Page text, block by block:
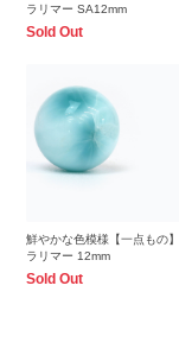
ラリマー SA12mm
Sold Out
鮮やかな色模様【一点もの】
ラリマー 12mm
Sold Out